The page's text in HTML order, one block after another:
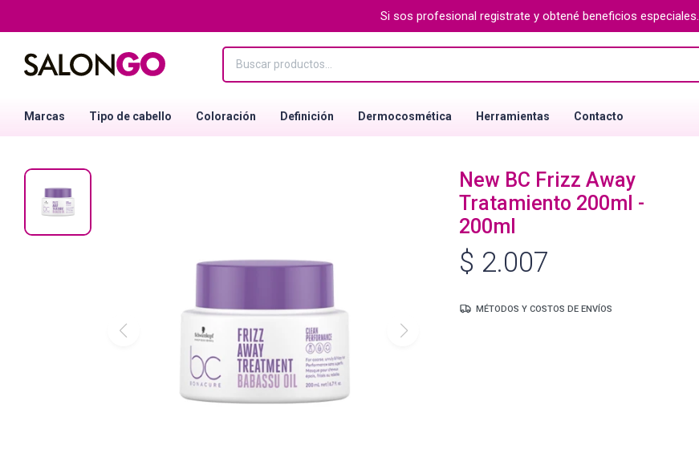
Si sos profesional registrate y obtené beneficios especiales.
Marcas Tipo de cabello Coloración Definición Dermocosmética Herramientas Contacto
New BC Frizz Away
Tratamiento 200ml -
200ml
$ 2.007
MÉTODOS Y COSTOS DE ENVÍOS